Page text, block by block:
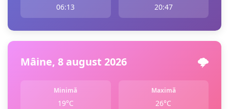
06:13 20:47
Mâine, 8 august 2026 🌩️
Minimă
19°C
Maximă
26°C